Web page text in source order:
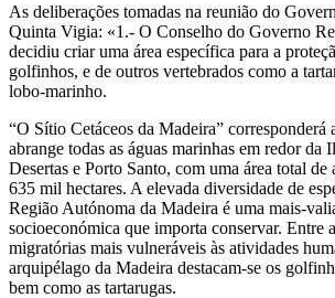
As deliberações tomadas na reunião do
Quinta Vigia: «1.- O Conselho do Governo
decidiu criar uma área específica para a
golfinhos, e de outros vertebrados como a
lobo-marinho.
“O Sítio Cetáceos da Madeira” corresponderá
abrange todas as águas marinhas em redor da
Desertas e Porto Santo, com uma área total de
635 mil hectares. A elevada diversidade de
Região Autónoma da Madeira é uma mais-
socioeconómica que importa conservar. Entre
migratórias mais vulneráveis às atividades
arquipélago da Madeira destacam-se os
bem como as tartarugas.